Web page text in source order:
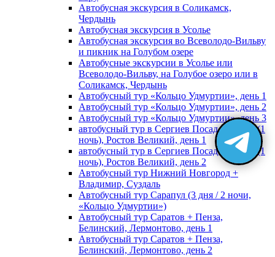
Автобусная экскурсия в Соликамск,
Чердынь
Автобусная экскурсия в Усолье
Автобусная экскурсия во Всеволодо-Вильву
и пикник на Голубом озере
Автобусные экскурсии в Усолье или
Всеволодо-Вильву, на Голубое озеро или в
Соликамск, Чердынь
Автобусный тур «Кольцо Удмуртии», день 1
Автобусный тур «Кольцо Удмуртии», день 2
Автобусный тур «Кольцо Удмуртии», день 3
автобусный тур в Сергиев Посад, Москву (1
ночь), Ростов Великий, день 1
автобусный тур в Сергиев Посад, Москву (1
ночь), Ростов Великий, день 2
Автобусный тур Нижний Новгород +
Владимир, Суздаль
Автобусный тур Сарапул (3 дня / 2 ночи,
«Кольцо Удмуртии»)
Автобусный тур Саратов + Пенза,
Белинский, Лермонтово, день 1
Автобусный тур Саратов + Пенза,
Белинский, Лермонтово, день 2